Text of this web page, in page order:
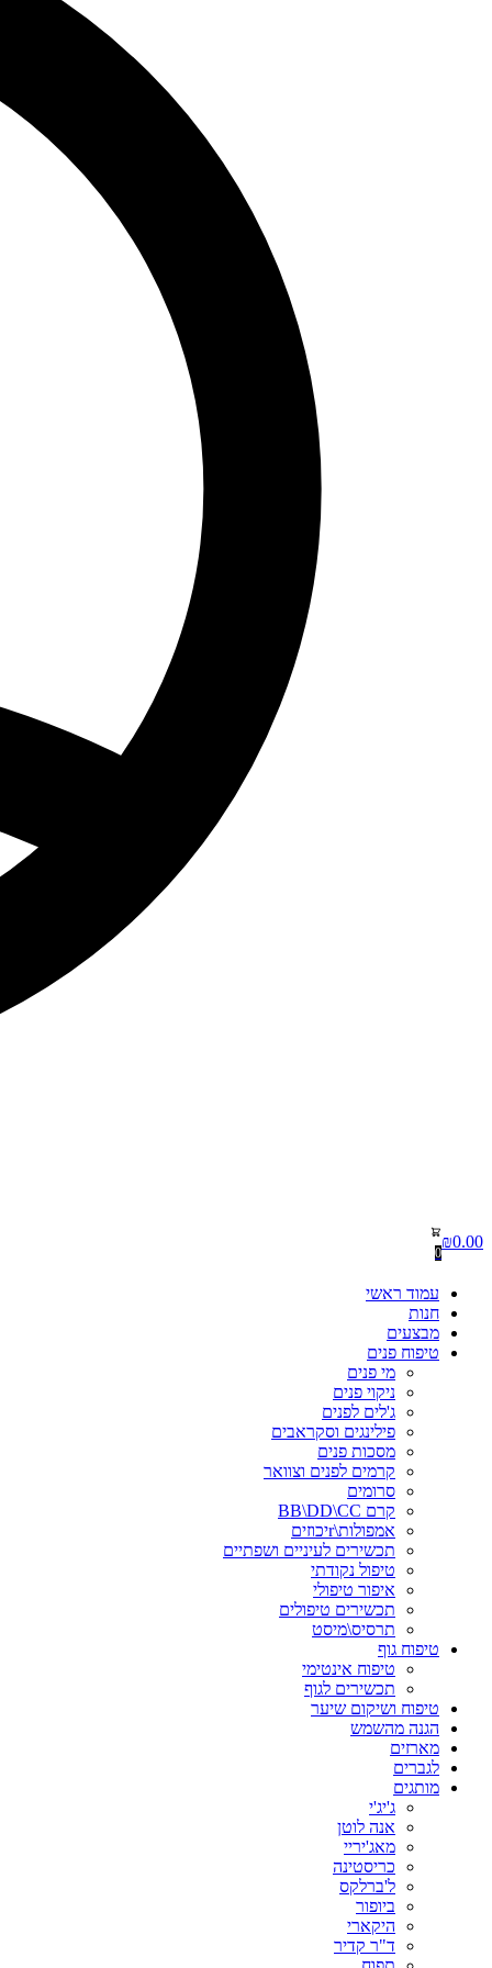
₪0.00
0
עמוד ראשי
חנות
מבצעים
טיפוח פנים
מי פנים
ניקוי פנים
ג'לים לפנים
פילינגים וסקראבים
מסכות פנים
קרמים לפנים וצוואר
סרומים
קרם BB\DD\CC
אמפולות\rיכוזים
תכשירים לעיניים ושפתיים
טיפול נקודתי
איפור טיפולי
תכשירים טיפולים
תרסיס\מיסט
טיפוח גוף
טיפוח אינטימי
תכשירים לגוף
טיפוח ושיקום שיער
הגנה מהשמש
מארזים
לגברים
מותגים
ג'יג'י
אנה לוטן
מאג'יריי
כריסטינה
ל'ברלקס
ביופור
היקארי
ד"ר קדיר